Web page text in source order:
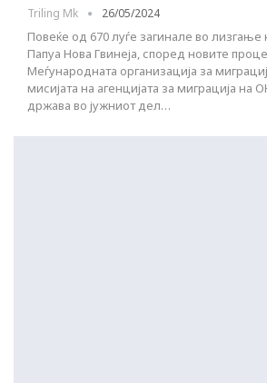
Triling Mk 26/05/2024
Повеќе од 670 луѓе загинале во лизгање
Папуа Нова Гвинеја, според новите
Меѓународната организација за
мисијата на агенцијата за миграција на
држава во јужниот дел…